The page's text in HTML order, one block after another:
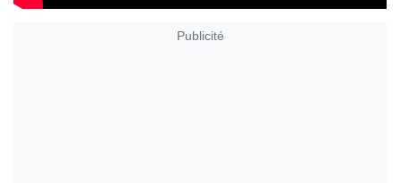
Publicité